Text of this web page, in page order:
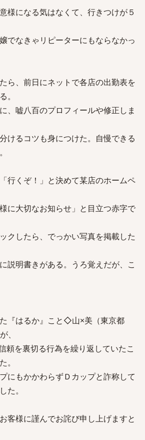
様になる気はなくて、行きつけが５
でなきゃリピーターにもならなかっ
ら、前日にネットで各店の出勤表を
。
、嘘八百のプロフィールや修正しま
けるコツも身につけた。自慢できる
行くぞ！」と決めて某店のホームペ
に大切なお知らせ」と目立つ赤字で
クしたら、でっかい写真を掲載した
説明書きがある。うろ覚えだが、こ
た『はるか』こと◇山×美（東京都
、
を裏切る行為を繰り返していたこ
。
にもかかわらずＤカップと詐称して
た。
客様に謹んでお詫び申し上げますと